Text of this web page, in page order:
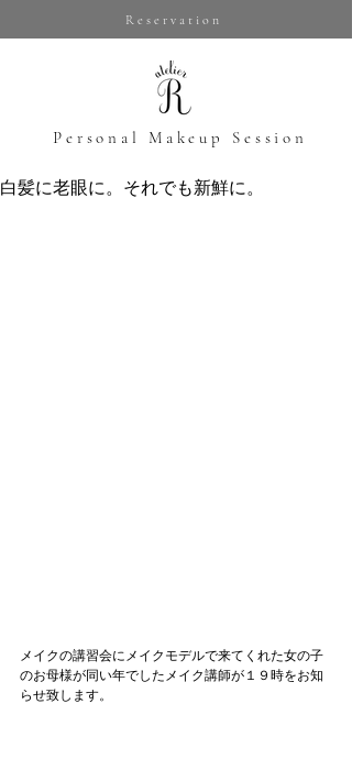
Reservation
​Personal Makeup Session
白髪に老眼に。それでも新鮮に。
メイクの講習会にメイクモデルで来てくれた女の子
のお母様が同い年でしたメイク講師が１９時をお知
らせ致します。